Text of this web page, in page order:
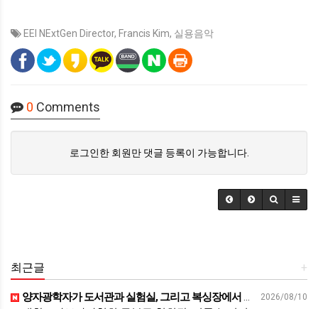
EEI NExtGen Director, Francis Kim, 실용음악
0 Comments
로그인한 회원만 댓글 등록이 가능합니다.
+
최근글
2026/08/10
양자광학자가 도서관과 실험실, 그리고 복싱장에서 배운 것 | 김세정 성균관대학교 전자전기공학부 교수 | 퀀텀 양자 보안 독서 | 세바시 2122회